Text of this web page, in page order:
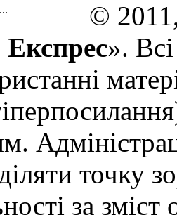
©
».
точку
за